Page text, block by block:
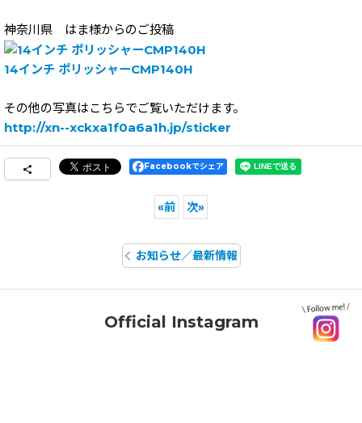
神奈川県 はま様からのご投稿
14インチ ポリッシャーCMP140H
その他の写真はこちらでご覧いただけます。
http://xn--xckxa1f0a6a1h.jp/sticker
Facebookでシェア
«前 次»
お知らせ／最新情報
Official Instagram